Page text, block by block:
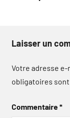
Laisser un
Votre adresse e-
obligatoires
Commentaire*